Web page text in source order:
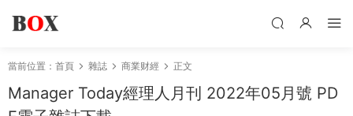
當前位置： 首頁 雜誌 商業财經 正文
Manager Today經理人月刊 2022年05月號 PD